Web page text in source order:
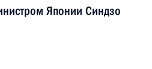
Японии Синдзо